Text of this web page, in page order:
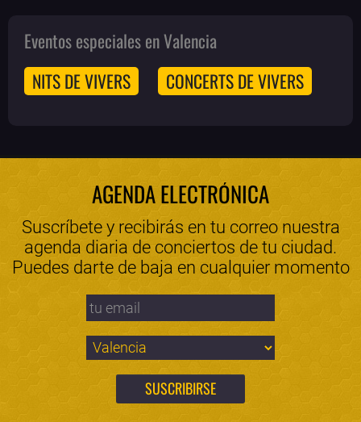
Eventos especiales en Valencia
NITS DE VIVERS
CONCERTS DE VIVERS
AGENDA ELECTRÓNICA
Suscríbete y recibirás en tu correo nuestra
agenda diaria de conciertos de tu ciudad.
Puedes darte de baja en cualquier momento